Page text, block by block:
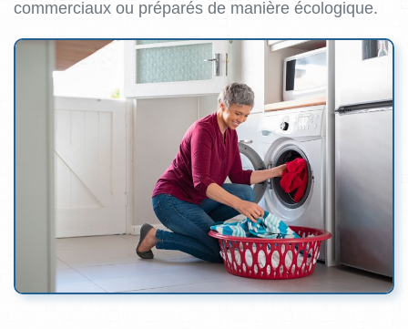
commerciaux ou préparés de manière écologique.